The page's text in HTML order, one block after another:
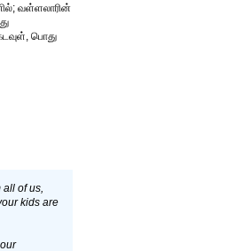
வள்ளலாரின்
பொது
of us,
kids are